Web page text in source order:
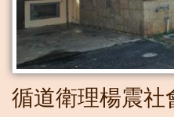
循道衛理楊震社